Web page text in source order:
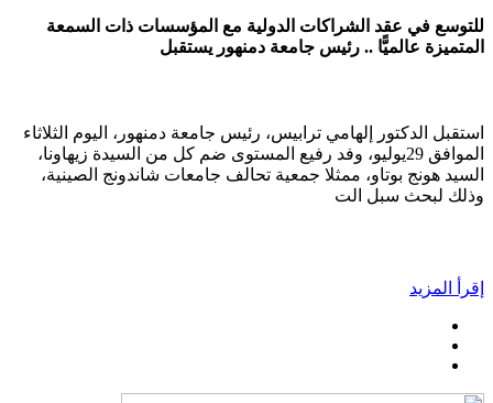
للتوسع في عقد الشراكات الدولية مع المؤسسات ذات السمعة
المتميزة عالميًّا .. رئيس جامعة دمنهور يستقبل
استقبل الدكتور إلهامي ترابيس، رئيس جامعة دمنهور، اليوم الثلاثاء
الموافق 29يوليو، وفد رفيع المستوى ضم كل من السيدة زيهاونا،
السيد هونج بوتاو، ممثلا جمعية تحالف جامعات شاندونج الصينية،
وذلك لبحث سبل الت
إقرأ المزيد